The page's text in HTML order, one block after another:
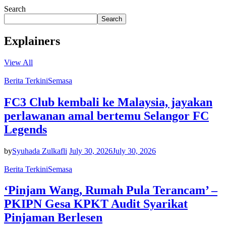
Search
Search
Explainers
View All
Berita TerkiniSemasa
FC3 Club kembali ke Malaysia, jayakan
perlawanan amal bertemu Selangor FC
Legends
bySyuhada Zulkafli July 30, 2026July 30, 2026
Berita TerkiniSemasa
‘Pinjam Wang, Rumah Pula Terancam’ –
PKIPN Gesa KPKT Audit Syarikat
Pinjaman Berlesen